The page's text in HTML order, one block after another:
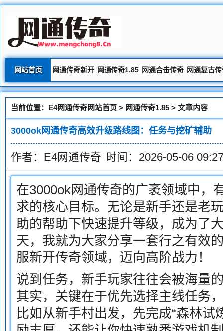
网站首页 网通传奇新开 网通传奇1.85 网通合击传奇 网通复古传
当前位置： E4网通传奇网站首页 > 网通传奇1.85 > 文章内容
3000ok网通传奇高效升级路线图：任务与挖矿辅助
作者：E4网通传奇 时间：2026-05-06
在3000ok网通传奇的广袤领域中，
求的核心目标。无论是新手还是老
助的帮助下快速提升等级，成为了
天，我就为大家分享一套行之有效
服新开传奇领域，迈向高阶战力！
说到任务，新手玩家往往会被海量
其实，关键在于优先选择主线任务
比如从新手村出发，先完成“森林试